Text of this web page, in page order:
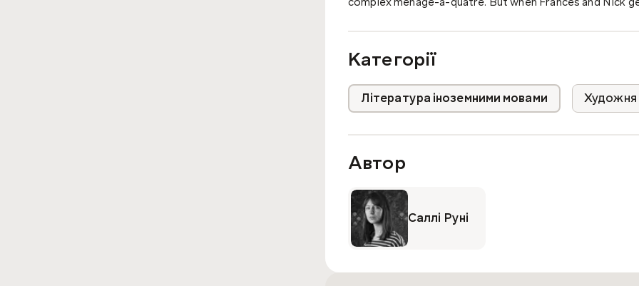
Категорії
Література іноземними мовами Художня
Автор
Саллі Руні